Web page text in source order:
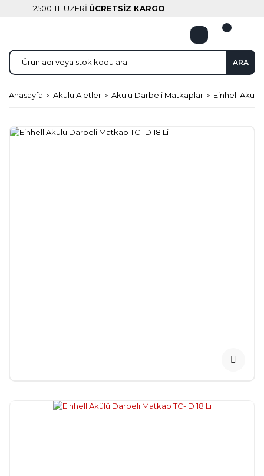
2500 TL ÜZERİ ÜCRETSİZ KARGO
ARA
Anasayfa Akülü Aletler Akülü Darbeli Matkaplar Einhell Akülü